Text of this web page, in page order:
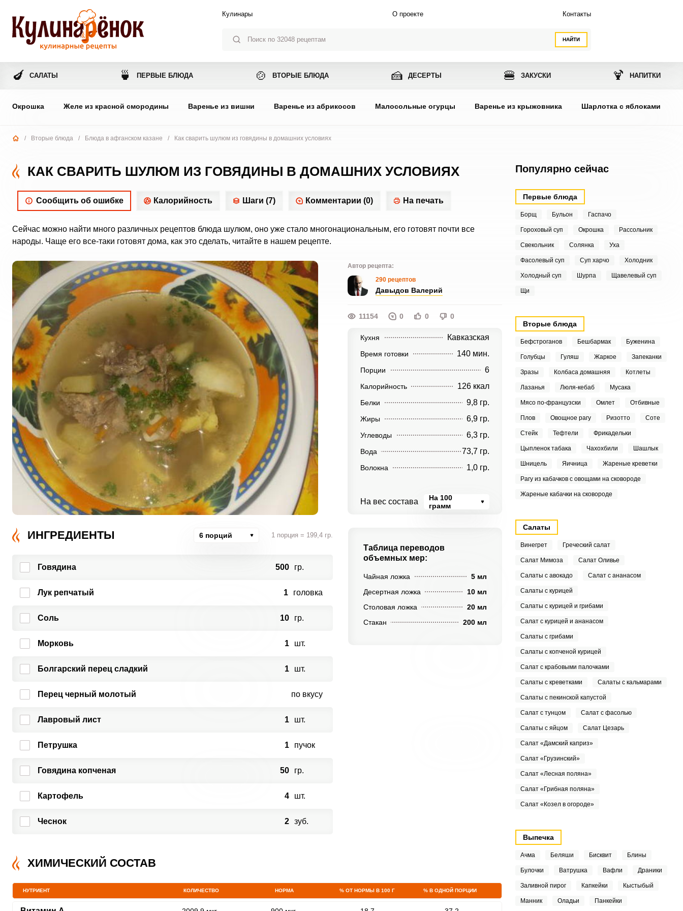
НАЙТИ
Кулинары О проекте Контакты
🍆 САЛАТЫ 🍵 ПЕРВЫЕ БЛЮДА 🍲 ВТОРЫЕ БЛЮДА 🍰 ДЕСЕРТЫ 🍔 ЗАКУСКИ 🍹 НАПИТКИ
Окрошка Желе из красной смородины Варенье из вишни Варенье из абрикосов Малосольные огурцы Варенье из крыжовника Шарлотка с яблоками
/ Вторые блюда / Блюда в афганском казане / Как сварить шулюм из говядины в домашних условиях
КАК СВАРИТЬ ШУЛЮМ ИЗ ГОВЯДИНЫ В ДОМАШНИХ УСЛОВИЯХ
Сообщить об ошибке Калорийность Шаги (7) Комментарии (0) На печать
Сейчас можно найти много различных рецептов блюда шулюм, оно уже стало многонациональным, его готовят почти все
народы. Чаще его все-таки готовят дома, как это сделать, читайте в нашем рецепте.
Автор рецепта:
290 рецептов
Давыдов Валерий
11154 0 0 0
Кухня Кавказская
Время готовки 140 мин.
Порции 6
Калорийность 126 ккал
Белки 9,8 гр.
Жиры 6,9 гр.
Углеводы 6,3 гр.
Вода 73,7 гр.
Волокна 1,0 гр.
На вес состава
На 100
грамм
ИНГРЕДИЕНТЫ 6 порций 1 порция = 199,4 гр.
Говядина 500 гр.
Лук репчатый 1 головка
Соль 10 гр.
Морковь 1 шт.
Болгарский перец сладкий 1 шт.
Перец черный молотый по вкусу
Лавровый лист 1 шт.
Петрушка 1 пучок
Говядина копченая 50 гр.
Картофель 4 шт.
Чеснок 2 зуб.
Таблица переводов
объемных мер:
Чайная ложка
5 мл
Десертная ложка
10 мл
Столовая ложка
20 мл
Стакан
200 мл
ХИМИЧЕСКИЙ СОСТАВ
НУТРИЕНТ КОЛИЧЕСТВО НОРМА % ОТ НОРМЫ В 100 Г % В ОДНОЙ ПОРЦИИ
Популярно сейчас
Первые блюда
Борщ Бульон Гаспачо
Гороховый суп Окрошка Рассольник
Свекольник Солянка Уха
Фасолевый суп Суп харчо Холодник
Холодный суп Шурпа Щавелевый суп
Щи
Вторые блюда
Бефстроганов Бешбармак Буженина
Голубцы Гуляш Жаркое Запеканки
Зразы Колбаса домашняя Котлеты
Лазанья Люля-кебаб Мусака
Мясо по-французски Омлет Отбивные
Плов Овощное рагу Ризотто Соте
Стейк Тефтели Фрикадельки
Цыпленок табака Чахохбили Шашлык
Шницель Яичница Жареные креветки
Рагу из кабачков с овощами на сковороде
Жареные кабачки на сковороде
Салаты
Винегрет Греческий салат
Салат Мимоза Салат Оливье
Салаты с авокадо Салат с ананасом
Салаты с курицей
Салаты с курицей и грибами
Салат с курицей и ананасом
Салаты с грибами
Салаты с копченой курицей
Салат с крабовыми палочками
Салаты с креветками Салаты с кальмарами
Салаты с пекинской капустой
Салат с тунцом Салат с фасолью
Салаты с яйцом Салат Цезарь
Салат «Дамский каприз»
Салат «Грузинский»
Салат «Лесная поляна»
Салат «Грибная поляна»
Салат «Козел в огороде»
Выпечка
Ачма Беляши Бисквит Блины
Булочки Ватрушка Вафли Драники
Заливной пирог Капкейки Кыстыбый
Манник Оладьи Панкейки